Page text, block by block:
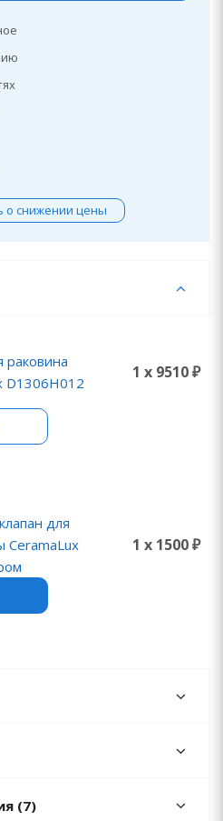
о снижении цены
раковина
D1306H012
1 x 9510 ₽
для
CeramaLux
1 x 1500 ₽
(7)